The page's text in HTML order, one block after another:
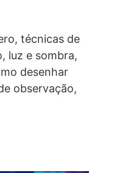
técnicas de
luz e sombra,
desenhar
observação,